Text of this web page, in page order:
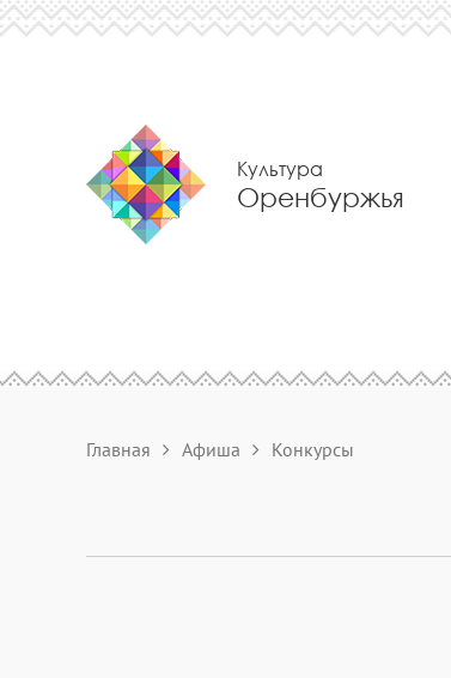
Культура
Оренбуржья
Главная Афиша Конкурсы